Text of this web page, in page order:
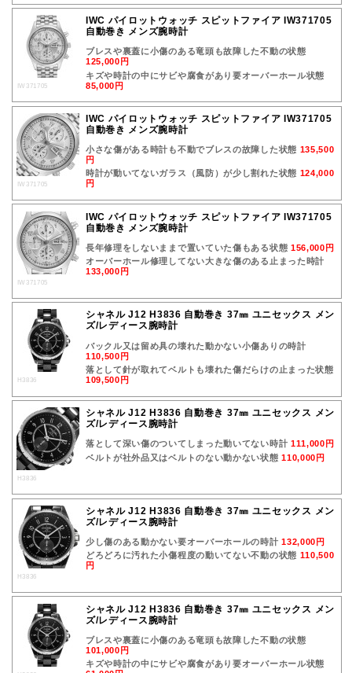
IW371705
IWC パイロットウォッチ スピットファイア IW371705
自動巻き メンズ腕時計
ブレスや裏蓋に小傷のある竜頭も故障した不動の状態
125,000円
キズや時計の中にサビや腐食があり要オーバーホール状態
85,000円
IW371705
IWC パイロットウォッチ スピットファイア IW371705
自動巻き メンズ腕時計
小さな傷がある時計も不動でブレスの故障した状態 135,500
円
時計が動いてないガラス（風防）が少し割れた状態 124,000
円
IW371705
IWC パイロットウォッチ スピットファイア IW371705
自動巻き メンズ腕時計
長年修理をしないままで置いていた傷もある状態 156,000円
オーバーホール修理してない大きな傷のある止まった時計
133,000円
H3836
シャネル J12 H3836 自動巻き 37㎜ ユニセックス メン
ズ/レディース腕時計
バックル又は留め具の壊れた動かない小傷ありの時計
110,500円
落として針が取れてベルトも壊れた傷だらけの止まった状態
109,500円
H3836
シャネル J12 H3836 自動巻き 37㎜ ユニセックス メン
ズ/レディース腕時計
落として深い傷のついてしまった動いてない時計 111,000円
ベルトが社外品又はベルトのない動かない状態110,000円
H3836
シャネル J12 H3836 自動巻き 37㎜ ユニセックス メン
ズ/レディース腕時計
少し傷のある動かない要オーバーホールの時計132,000円
どろどろに汚れた小傷程度の動いてない不動の状態 110,500
円
シャネル J12 H3836 自動巻き 37㎜ ユニセックス メン
ズ/レディース腕時計
ブレスや裏蓋に小傷のある竜頭も故障した不動の状態
101,000円
キズや時計の中にサビや腐食があり要オーバーホール状態